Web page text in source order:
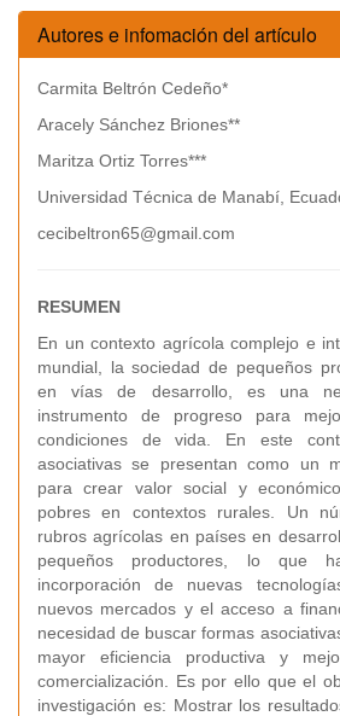
Autores e infomación del artículo
Carmita Beltrón Cedeño*
Aracely Sánchez Briones**
Maritza Ortiz Torres***
Universidad Técnica de Manabí,
cecibeltron65@gmail.com
RESUMEN
En un contexto agrícola complejo e
mundial, la sociedad de pequeños
en vías de desarrollo, es una
instrumento de progreso para
condiciones de vida. En este
asociativas se presentan como un
para crear valor social y
pobres en contextos rurales. Un
rubros agrícolas en países en
pequeños productores, lo que
incorporación de nuevas
nuevos mercados y el acceso a
necesidad de buscar formas
mayor eficiencia productiva y
comercialización. Es por ello que el
investigación es: Mostrar los